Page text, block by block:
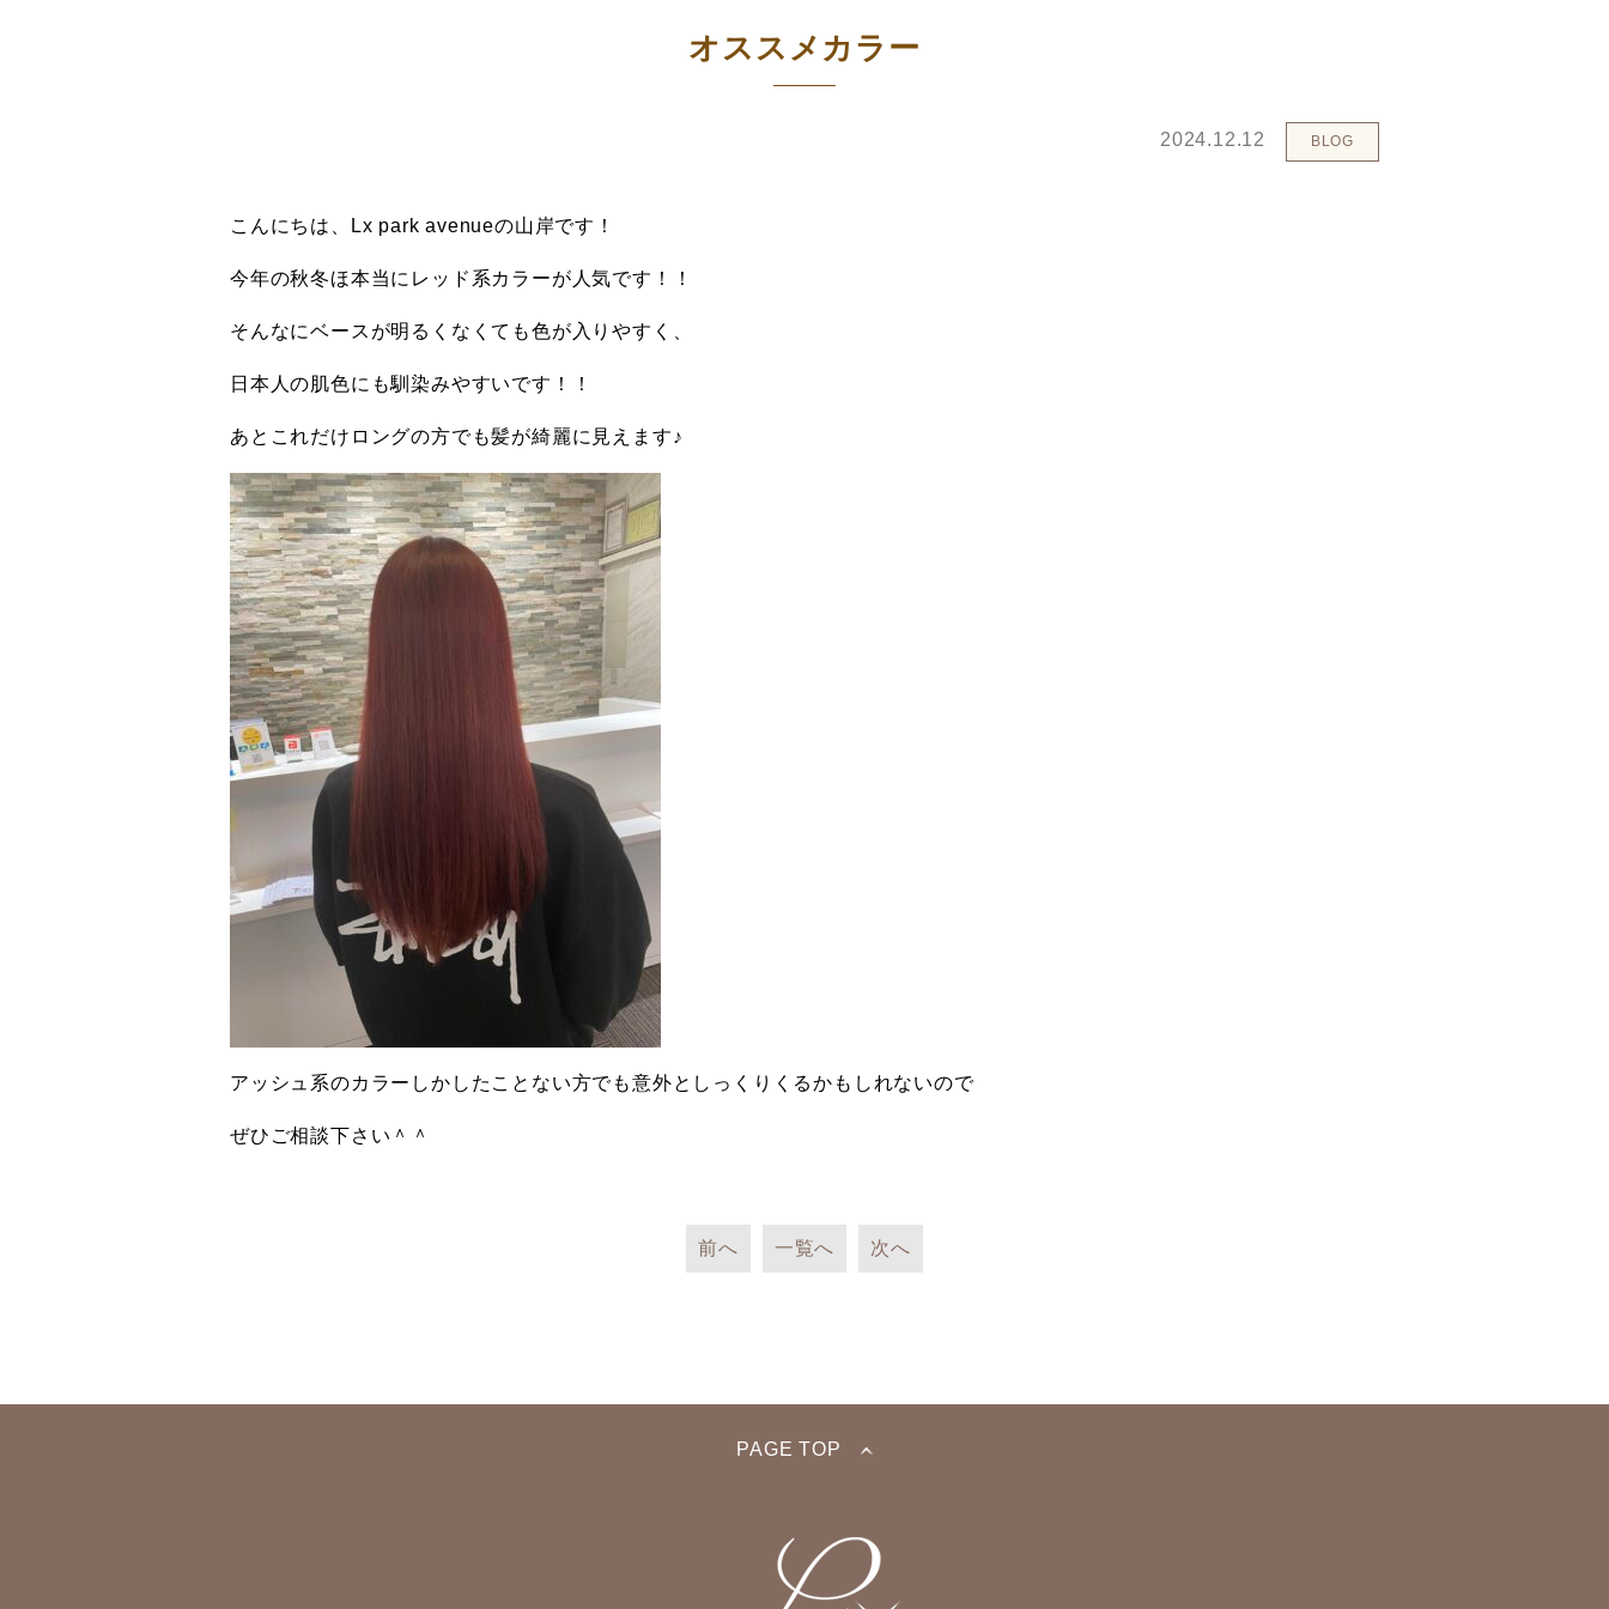
オススメカラー
2024.12.12 BLOG
こんにちは、Lx park avenueの山岸です！
今年の秋冬ほ本当にレッド系カラーが人気です！！
そんなにベースが明るくなくても色が入りやすく、
日本人の肌色にも馴染みやすいです！！
あとこれだけロングの方でも髪が綺麗に見えます♪
アッシュ系のカラーしかしたことない方でも意外としっくりくるかもしれないので
ぜひご相談下さい＾＾
前へ 一覧へ 次へ
PAGE TOP